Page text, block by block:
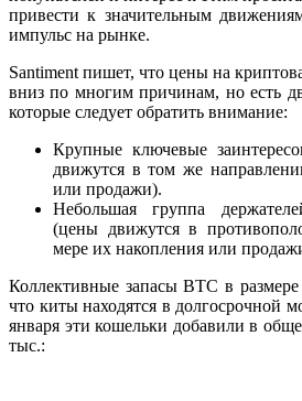
привести к значительным
импульс на рынке.
Santiment пишет, что цены на
вниз по многим причинам, но есть
которые следует обратить внимание:
Крупные ключевые
движутся в том же
или продажи).
Небольшая группа
(цены движутся в
мере их накопления или
Коллективные запасы BTC в
что киты находятся в долгосрочной
января эти кошельки добавили в
тыс.: